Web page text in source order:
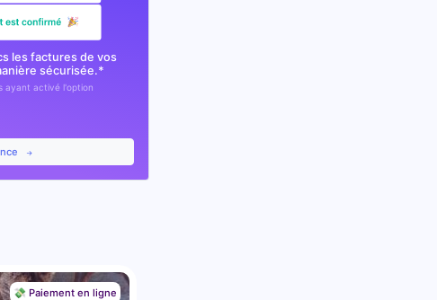
les factures de vos
sécurisée.*
ayant activé l'option
💸 Paiement en ligne